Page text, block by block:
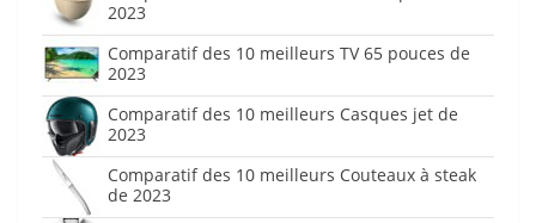
2023
Comparatif des 10 meilleurs TV 65 pouces de
2023
Comparatif des 10 meilleurs Casques jet de
2023
Comparatif des 10 meilleurs Couteaux à steak
de 2023